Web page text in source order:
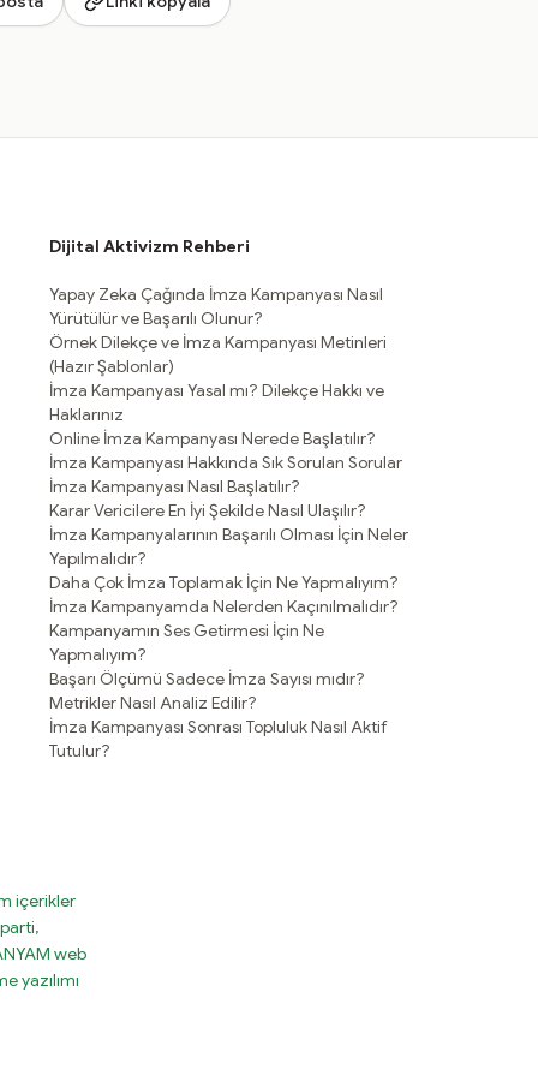
Dijital Aktivizm Rehberi
Yapay Zeka Çağında İmza Kampanyası Nasıl
Yürütülür ve Başarılı Olunur?
Örnek Dilekçe ve İmza Kampanyası Metinleri
(Hazır Şablonlar)
İmza Kampanyası Yasal mı? Dilekçe Hakkı ve
Haklarınız
Online İmza Kampanyası Nerede Başlatılır?
İmza Kampanyası Hakkında Sık Sorulan Sorular
İmza Kampanyası Nasıl Başlatılır?
Karar Vericilere En İyi Şekilde Nasıl Ulaşılır?
İmza Kampanyalarının Başarılı Olması İçin Neler
Yapılmalıdır?
Daha Çok İmza Toplamak İçin Ne Yapmalıyım?
İmza Kampanyamda Nelerden Kaçınılmalıdır?
Kampanyamın Ses Getirmesi İçin Ne
Yapmalıyım?
Başarı Ölçümü Sadece İmza Sayısı mıdır?
Metrikler Nasıl Analiz Edilir?
İmza Kampanyası Sonrası Topluluk Nasıl Aktif
Tutulur?
içerikler
web
yazılımı